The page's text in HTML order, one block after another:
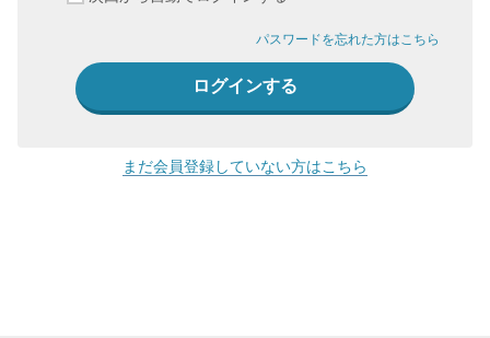
パスワードを忘れた方はこちら
まだ会員登録していない方はこちら